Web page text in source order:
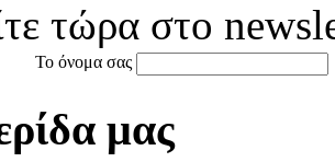
τώρα στο
Το όνομα σας
μας